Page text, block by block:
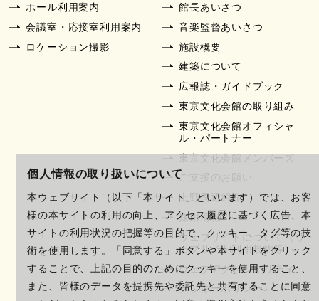
個人情報の取り扱いについて
本ウェブサイト（以下「本サイト」といいます）では、お客
様の本サイトの利用の向上、アクセス履歴に基づく広告、本
サイトの利用状況の把握等の目的で、クッキー、タグ等の技
術を使用します。「同意する」ボタンや本サイトをクリック
することで、上記の目的のためにクッキーを使用すること、
また、皆様のデータを提携先や委託先と共有することに同意
ホール利用案内
会議室・応接室利用案内
ロケーション撮影
館長あいさつ
音楽監督あいさつ
施設概要
建築について
広報誌・ガイドブック
東京文化会館の取り組み
東京文化会館オフィシャ
ル・パートナー
東京文化会館メンバーズ
ご支援のお願い
上野周辺紹介
採用情報
ウェブサイトについて（ウ
ェブサイト利用規約等）
ウェブアクセシビリティ
クッキーポリシー